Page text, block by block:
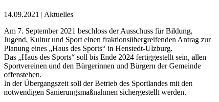
14.09.2021 | Aktuelles
Am 7. September 2021 beschloss der Ausschuss für Bildung,
Jugend, Kultur und Sport einen fraktionsübergreifenden Antrag zur
Planung eines „Haus des Sports“ in Henstedt-Ulzburg.
Das „Haus des Sports“ soll bis Ende 2024 fertiggestellt sein, allen
Sportvereinen und den Bürgerinnen und Bürgern der Gemeinde
offenstehen.
In der Übergangszeit soll der Betrieb des Sportlandes mit den
notwendigen Sanierungsmaßnahmen sichergestellt werden.